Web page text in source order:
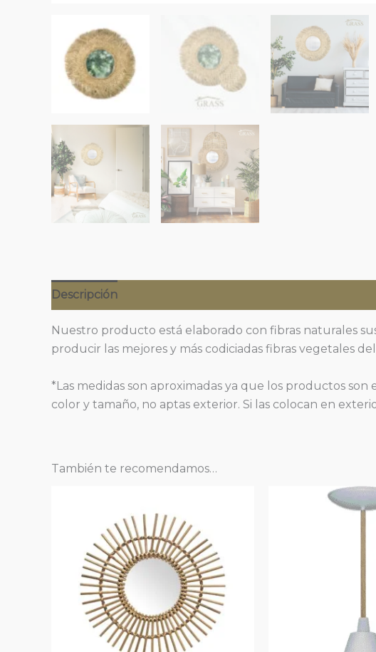
Descripción
Nuestro producto está elaborado con fibras naturales
producir las mejores y más codiciadas fibras vegetales
*Las medidas son aproximadas ya que los productos
color y tamaño, no aptas exterior. Si las colocan en
También te recomendamos…